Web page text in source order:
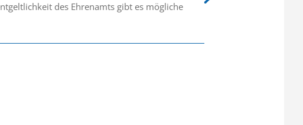
des Ehrenamts gibt es mögliche